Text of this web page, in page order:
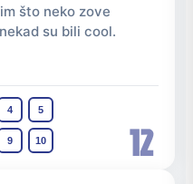
12
što neko zove
su bili cool.
4 5
9 10